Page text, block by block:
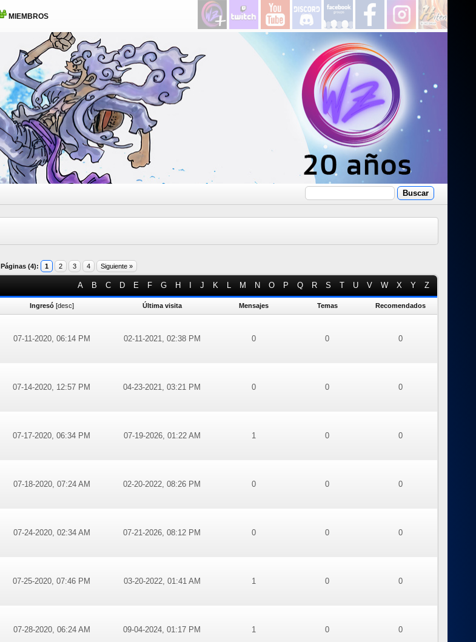
MIEMBROS
Páginas (4): 1 2 3 4 Siguiente »
A B C D E F G H J K L M N O P Q R S T U V W X Y Z
Ingresó [desc] Última visita Mensajes Temas Recomendados
07-11-2020, 06:14 PM 02-11-2021, 02:38 PM 0 0 0
07-14-2020, 12:57 PM 04-23-2021, 03:21 PM 0 0 0
07-17-2020, 06:34 PM 07-19-2026, 01:22 AM 1 0 0
07-18-2020, 07:24 AM 02-20-2022, 08:26 PM 0 0 0
07-24-2020, 02:34 AM 07-21-2026, 08:12 PM 0 0 0
07-25-2020, 07:46 PM 03-20-2022, 01:41 AM 1 0 0
07-28-2020, 06:24 AM 09-04-2024, 01:17 PM 1 0 0